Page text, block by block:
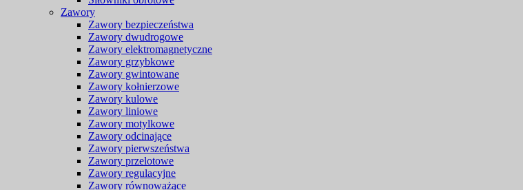
Zawory
Zawory bezpieczeństwa
Zawory dwudrogowe
Zawory elektromagnetyczne
Zawory grzybkowe
Zawory gwintowane
Zawory kołnierzowe
Zawory kulowe
Zawory liniowe
Zawory motylkowe
Zawory odcinające
Zawory pierwszeństwa
Zawory przelotowe
Zawory regulacyjne
Zawory równoważące